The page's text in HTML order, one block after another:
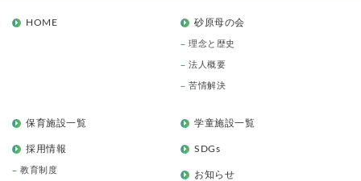
HOME 砂原母の会
理念と歴史
法人概要
苦情解決
保育施設一覧 学童施設一覧
採用情報
教育制度
SDGs
お知らせ